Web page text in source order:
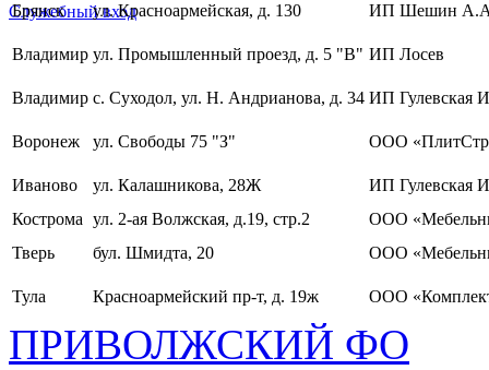
Служебный вход
Брянск ул. Красноармейская, д. 130 ИП Шешин
Владимир ул. Промышленный проезд, д. 5 "В" ИП Лосев
Владимир с. Суходол, ул. Н. Андрианова, д. 34 ИП Гулевская
Воронеж ул. Свободы 75 "З" ООО
Иваново ул. Калашникова, 28Ж
ИП Гулевская
Кострома ул. 2-ая Волжская, д.19, стр.2
ООО
Тверь
бул. Шмидта, 20 ООО
Тула Красноармейский пр-т, д. 19ж ООО
ПРИВОЛЖСКИЙ ФО